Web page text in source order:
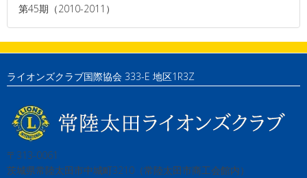
第45期（2010-2011）
ライオンズクラブ国際協会 333-E 地区1R3Z
〒313-0061
茨城県常陸太田市中城町3210（常陸太田市商工会館内）